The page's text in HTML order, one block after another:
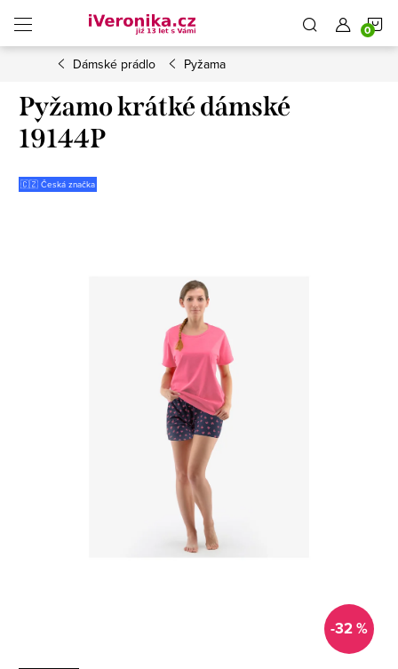
obsah
Dámské prádlo Pyžama
Pyžamo krátké dámské
19144P
🇨🇿 Česká značka
-32 %